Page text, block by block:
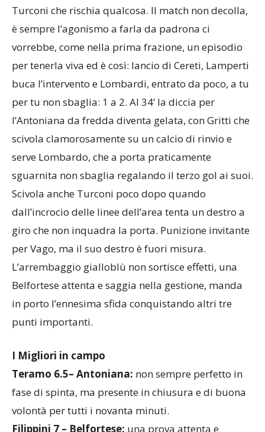
Turconi che rischia qualcosa. Il match non decolla,
è sempre l’agonismo a farla da padrona ci
vorrebbe, come nella prima frazione, un episodio
per tenerla viva ed è così: lancio di Cereti, Lamperti
buca l’intervento e Lombardi, entrato da poco, a tu
per tu non sbaglia: 1 a 2. Al 34’ la diccia per
l’Antoniana da fredda diventa gelata, con Gritti che
scivola clamorosamente su un calcio di rinvio e
serve Lombardo, che a porta praticamente
sguarnita non sbaglia regalando il terzo gol ai suoi.
Scivola anche Turconi poco dopo quando
dall’incrocio delle linee dell’area tenta un destro a
giro che non inquadra la porta. Punizione invitante
per Vago, ma il suo destro è fuori misura.
L’arrembaggio gialloblù non sortisce effetti, una
Belfortese attenta e saggia nella gestione, manda
in porto l’ennesima sfida conquistando altri tre
punti importanti.
I Migliori in campo
Teramo 6.5– Antoniana: non sempre perfetto in
fase di spinta, ma presente in chiusura e di buona
volontà per tutti i novanta minuti.
Filippini 7 – Belfortese: una prova attenta e